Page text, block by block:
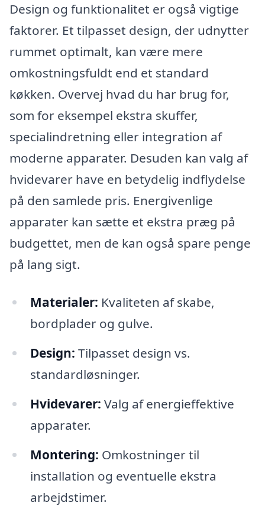
Design og funktionalitet er også vigtige
faktorer. Et tilpasset design, der udnytter
rummet optimalt, kan være mere
omkostningsfuldt end et standard
køkken. Overvej hvad du har brug for,
som for eksempel ekstra skuffer,
specialindretning eller integration af
moderne apparater. Desuden kan valg af
hvidevarer have en betydelig indflydelse
på den samlede pris. Energivenlige
apparater kan sætte et ekstra præg på
budgettet, men de kan også spare penge
på lang sigt.
Materialer: Kvaliteten af skabe,
bordplader og gulve.
Design: Tilpasset design vs.
standardløsninger.
Hvidevarer: Valg af energieffektive
apparater.
Montering: Omkostninger til
installation og eventuelle ekstra
arbejdstimer.